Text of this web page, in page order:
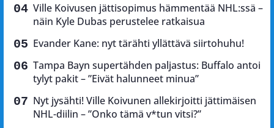
Ville Koivusen jättisopimus hämmentää NHL:ssä –
näin Kyle Dubas perustelee ratkaisua
Evander Kane: nyt tärähti yllättävä siirtohuhu!
Tampa Bayn supertähden paljastus: Buffalo antoi
tylyt pakit – ”Eivät halunneet minua”
Nyt jysähti! Ville Koivunen allekirjoitti jättimäisen
NHL-diilin – ”Onko tämä v*tun vitsi?”